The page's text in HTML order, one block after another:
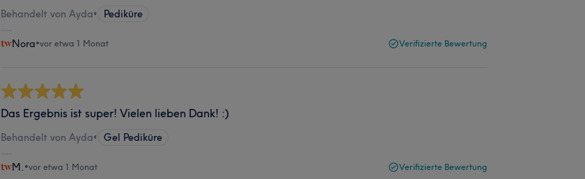
Behandelt von Ayda• Pediküre
Nora•vor etwa 1 Monat Verifizierte Bewertung
Das Ergebnis ist super! Vielen lieben Dank! :)
Behandelt von Ayda• Gel Pediküre
M. •vor etwa 1 Monat Verifizierte Bewertung